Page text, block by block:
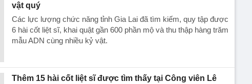
vật quý
Các lực lượng chức năng tỉnh Gia Lai đã tìm kiếm, quy tập được
6 hài cốt liệt sĩ, khai quật gần 600 phần mộ và thu thập hàng trăm
mẫu ADN cùng nhiều kỷ vật.
Thêm 15 hài cốt liệt sĩ được tìm thấy tại Công viên Lê